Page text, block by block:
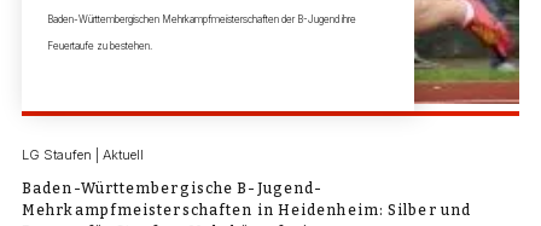
Baden-Württembergischen Mehrkampfmeisterschaften der B-Jugend ihre
Feuertaufe zu bestehen.
LG Staufen | Aktuell
Baden-Württembergische B-Jugend-
Mehrkampfmeisterschaften in Heidenheim: Silber und